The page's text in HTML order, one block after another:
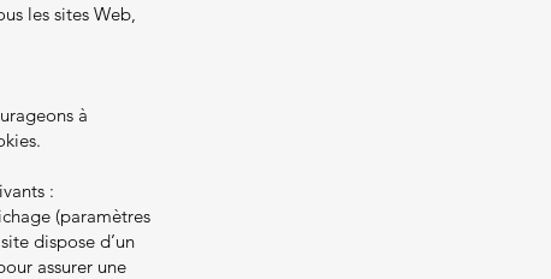
les sites Web,
à
:
(paramètres
dispose d’un
assurer une